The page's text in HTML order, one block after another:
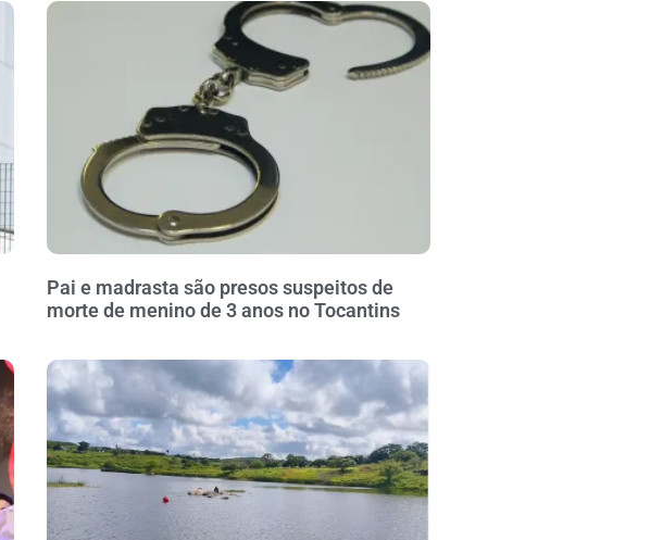
Pai e madrasta são presos suspeitos de
morte de menino de 3 anos no Tocantins